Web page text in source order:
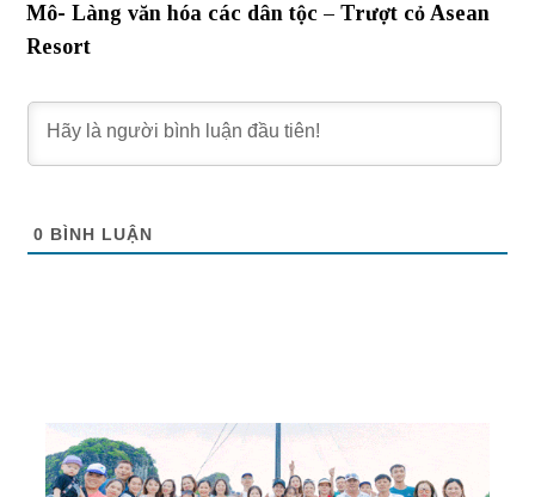
Mô- Làng văn hóa các dân tộc – Trượt cỏ Asean
Resort
0 BÌNH LUẬN